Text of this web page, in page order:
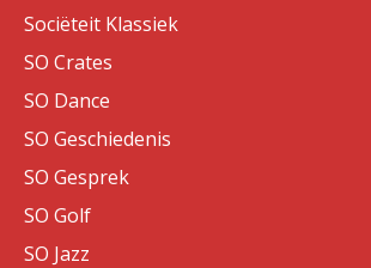
Sociëteit Klassiek
SO Crates
SO Dance
SO Geschiedenis
SO Gesprek
SO Golf
SO Jazz